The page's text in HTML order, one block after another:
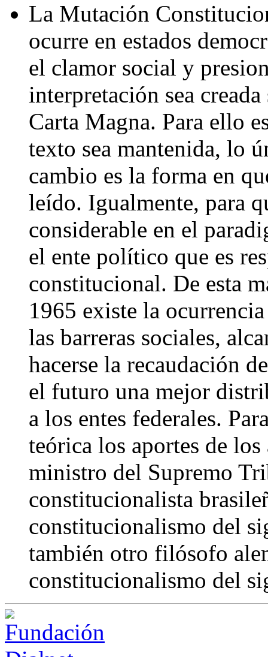
La Mutación
ocurre en estados
el clamor social y
interpretación sea
Carta Magna. Para ello
texto sea mantenida, lo
cambio es la forma en
leído. Igualmente, para
considerable en el
el ente político que es
constitucional. De esta
1965 existe la
las barreras sociales,
hacerse la recaudación
el futuro una mejor
a los entes federales.
teórica los aportes de
ministro del Supremo
constitucionalista
constitucionalismo del
también otro filósofo
constitucionalismo del